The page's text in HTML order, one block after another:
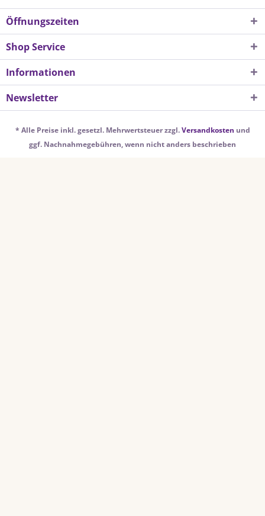
Öffnungszeiten
Shop Service
Informationen
Newsletter
* Alle Preise inkl. gesetzl. Mehrwertsteuer zzgl.Versandkosten und
ggf. Nachnahmegebühren, wenn nicht anders beschrieben